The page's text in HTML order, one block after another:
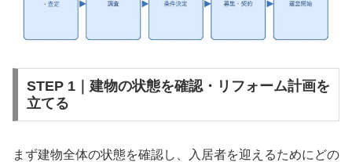
STEP 1｜建物の状態を確認・リフォーム計画を
立てる
まず建物全体の状態を確認し、入居者を迎えるためにどの